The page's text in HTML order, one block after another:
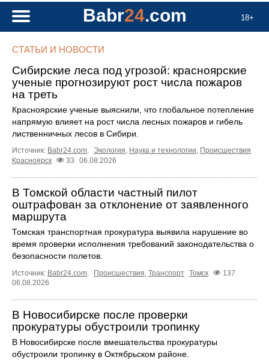
18+
Babr24.com
СТАТЬИ И НОВОСТИ
Сибирские леса под угрозой: красноярские
ученые прогнозируют рост числа пожаров
на треть
Красноярские ученые выяснили, что глобальное потепление
напрямую влияет на рост числа лесных пожаров и гибель
лиственничных лесов в Сибири.
Источник: Babr24.com. Экология, Наука и технологии, Происшествия
Красноярск
33 06.08.2026
В Томской области частный пилот
оштрафован за отклонение от заявленного
маршрута
Томская транспортная прокуратура выявила нарушение во
время проверки исполнения требований законодательства о
безопасности полетов.
Источник: Babr24.com. Происшествия, Транспорт Томск
137
06.08.2026
В Новосибирске после проверки
прокуратуры обустроили тропинку
В Новосибирске после вмешательства прокуратуры
обустроили тропинку в Октябрьском районе.